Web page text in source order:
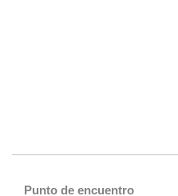
Punto de encuentro